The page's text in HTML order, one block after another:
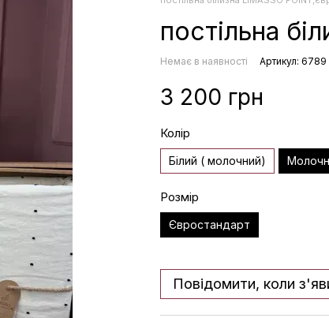
постільна
Немає в наявності Артикул: 6789
3 200 грн
Колір
Білий ( молочний)
Розмір
Євростандарт
Повідомити, коли